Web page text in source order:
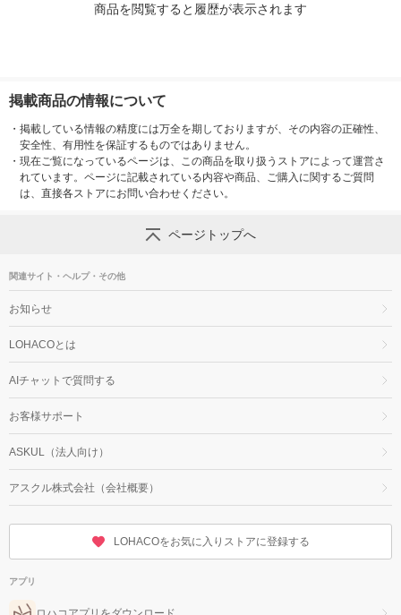
商品を閲覧すると履歴が表示されます
掲載商品の情報について
・ 掲載している情報の精度には万全を期しておりますが、その内容の正確性、
安全性、有用性を保証するものではありません。
・ 現在ご覧になっているページは、この商品を取り扱うストアによって運営さ
れています。ページに記載されている内容や商品、ご購入に関するご質問
は、直接各ストアにお問い合わせください。
ページトップへ
関連サイト・ヘルプ・その他
お知らせ
LOHACOとは
AIチャットで質問する
お客様サポート
ASKUL（法人向け）
アスクル株式会社（会社概要）
LOHACOをお気に入りストアに登録する
アプリ